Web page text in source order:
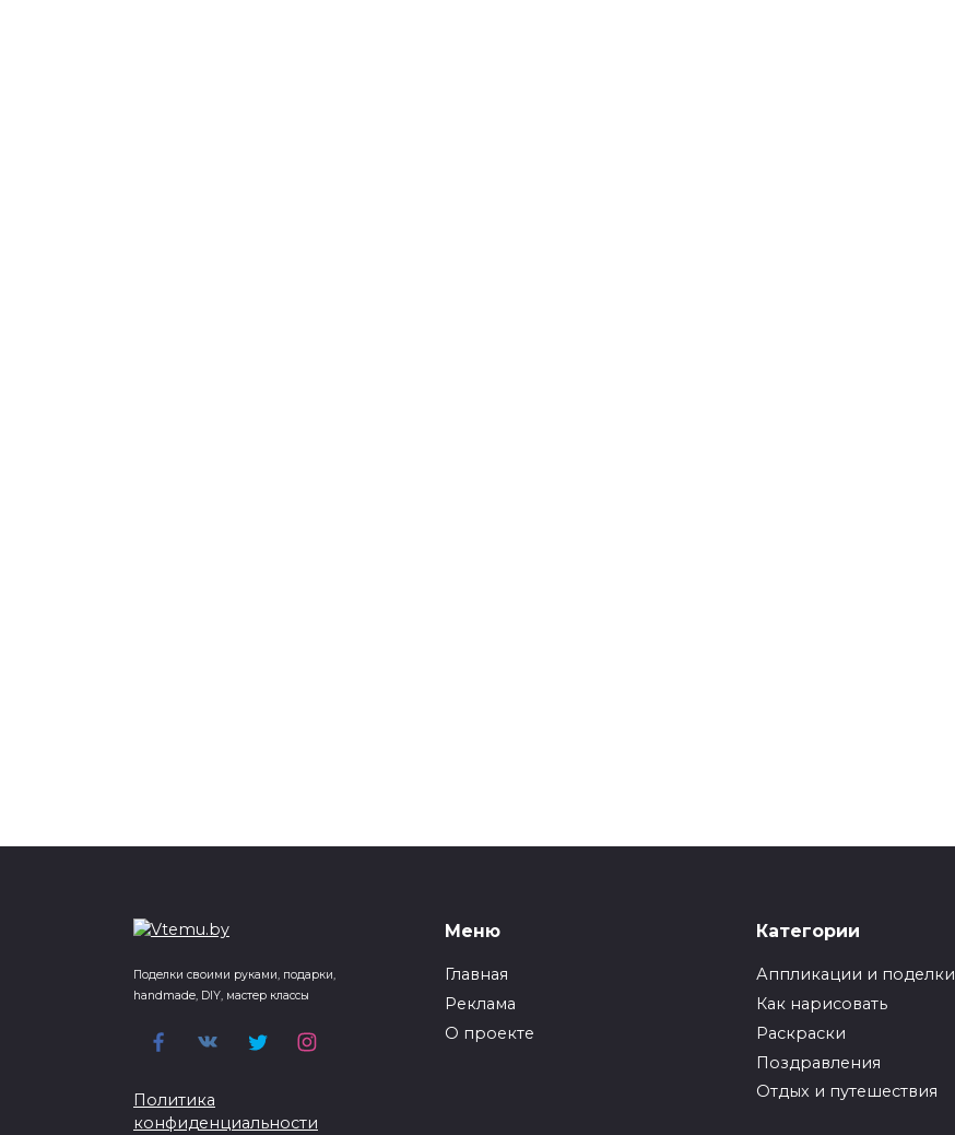
Поделки своими руками, подарки,
handmade, DIY, мастер классы
Политика
конфиденциальности
Меню
Главная
Реклама
О проекте
Категории
Аппликации и поделки
Как нарисовать
Раскраски
Поздравления
Отдых и путешествия